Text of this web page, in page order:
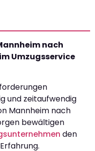
nach
Umzugsservice
und zeitaufwendig
Mannheim nach
bewältigen
den